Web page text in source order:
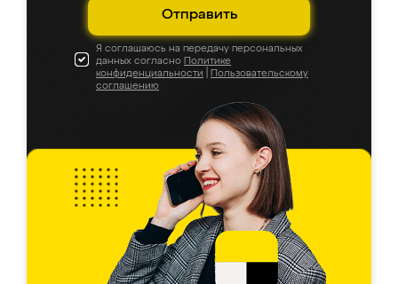
Отправить
Я соглашаюсь на передачу персональных
данных согласно Политике
конфиденциальности
Пользовательскому
соглашению